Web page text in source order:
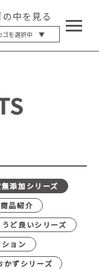
の中を見る
ゴを選択中 ▼
最大12%OFF
添加シリーズ
商品紹介
うど良いシリーズ
ョン
かずシリーズ